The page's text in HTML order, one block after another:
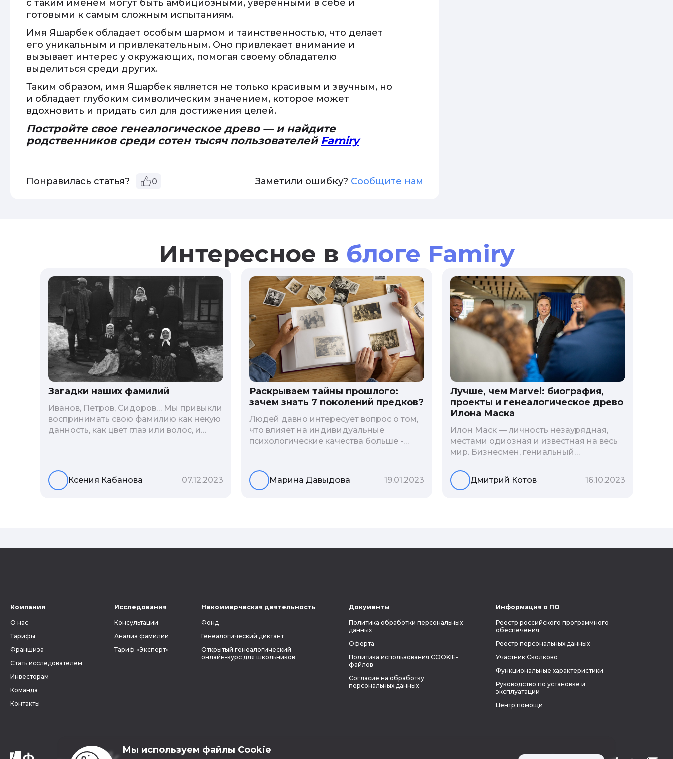
с таким именем могут быть амбициозными, уверенными в себе и
готовыми к самым сложным испытаниям.
Имя Яшарбек обладает особым шармом и таинственностью, что делает
его уникальным и привлекательным. Оно привлекает внимание и
вызывает интерес у окружающих, помогая своему обладателю
выделиться среди других.
Таким образом, имя Яшарбек является не только красивым и звучным, но
и обладает глубоким символическим значением, которое может
вдохновить и придать сил для достижения целей.
Постройте свое генеалогическое древо — и найдите
родственников среди сотен тысяч пользователей Famiry
Понравилась статья? 0 Заметили ошибку? Сообщите нам
Интересное в блоге Famiry
Загадки наших фамилий
Иванов, Петров, Сидоров… Мы привыкли
воспринимать свою фамилию как некую
данность, как цвет глаз или волос, и
неблагозвучной или, наоборот,
«дворянской» фамилией, и какие
секреты она может раскрыть о судьбе
Ксения Кабанова 07.12.2023
Раскрываем тайны прошлого:
зачем знать 7 поколений предков?
Людей давно интересует вопрос о том,
что влияет на индивидуальные
психологические качества больше -
человека. В астрологической практике
существует понятие геноскоп - влияние
семи поколений предков на судьбу
Марина Давыдова 19.01.2023
Лучше, чем Marvel: биография,
проекты и генеалогическое древо
Илона Маска
Илон Маск — личность незаурядная,
местами одиозная и известная на весь
мир. Бизнесмен, гениальный
изобретатель и миллиардер, живой
прообраз экранного Железного
человека — настоящий супергерой в
поделиться с читателями блога фактами
Дмитрий Котов 16.10.2023
Компания
О нас
Тарифы
Франшиза
Стать исследователем
Инвесторам
Команда
Контакты
Исследования
Консультации
Анализ фамилии
Тариф «Эксперт»
Некоммерческая деятельность
Фонд
Генеалогический диктант
Открытый генеалогический
онлайн-курс для школьников
Документы
Политика обработки персональных
данных
Оферта
Политика использования COOKIE-
файлов
Согласие на обработку
персональных данных
Информация о ПО
Реестр российского программного
обеспечения
Реестр персональных данных
Участник Сколково
Функциональные характеристики
Руководство по установке и
эксплуатации
Центр помощи
Мы используем файлы Cookie